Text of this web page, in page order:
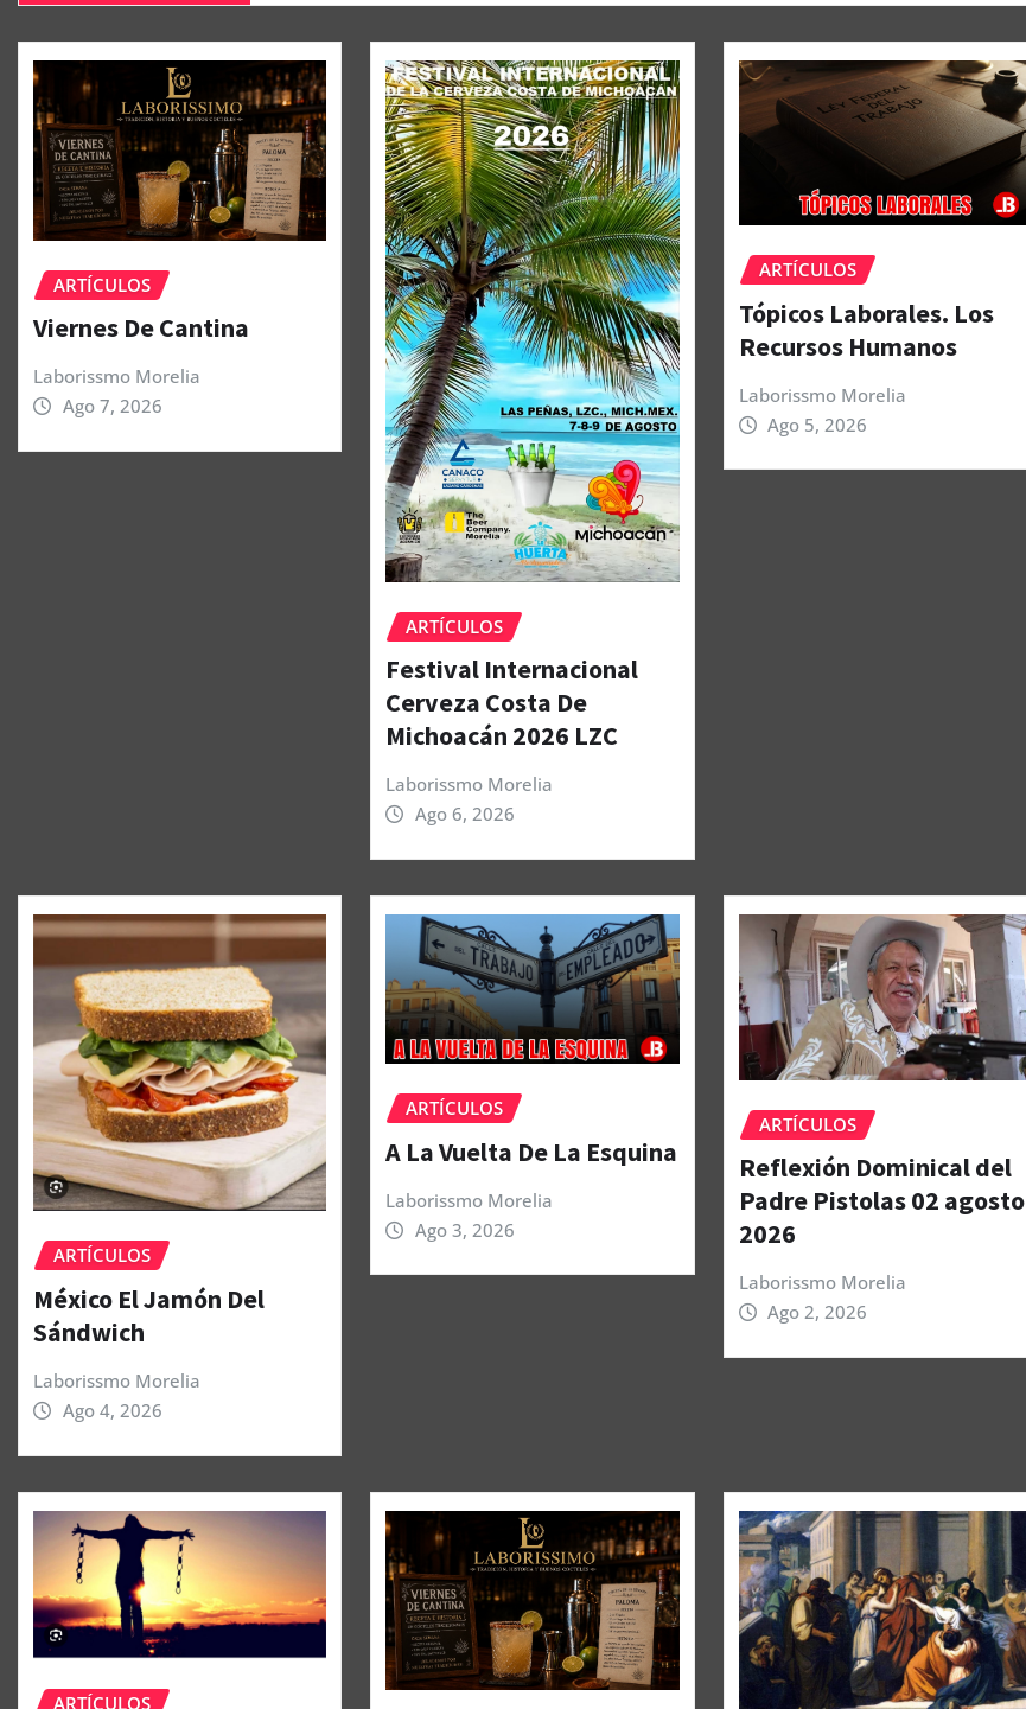
ARTÍCULOS
Viernes De Cantina
Laborissmo Morelia
Ago 7, 2026
ARTÍCULOS
Festival Internacional
Cerveza Costa De
Michoacán 2026 LZC
Laborissmo Morelia
Ago 6, 2026
ARTÍCULOS
Tópicos Laborales. Los
Recursos Humanos
Laborissmo Morelia
Ago 5, 2026
ARTÍCULOS
México El Jamón Del
Sándwich
Laborissmo Morelia
Ago 4, 2026
ARTÍCULOS
A La Vuelta De La Esquina
Laborissmo Morelia
Ago 3, 2026
ARTÍCULOS
Reflexión Dominical del
Padre Pistolas 02 agosto
2026
Laborissmo Morelia
Ago 2, 2026
ARTÍCULOS